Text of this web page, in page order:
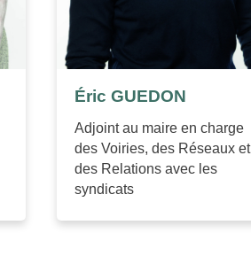
Éric GUEDON
Adjoint au maire en charge
des Voiries, des Réseaux et
des Relations avec les
syndicats